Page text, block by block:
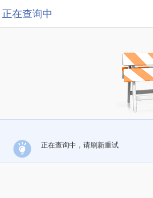
正在查询中
正在查询中，请刷新重试